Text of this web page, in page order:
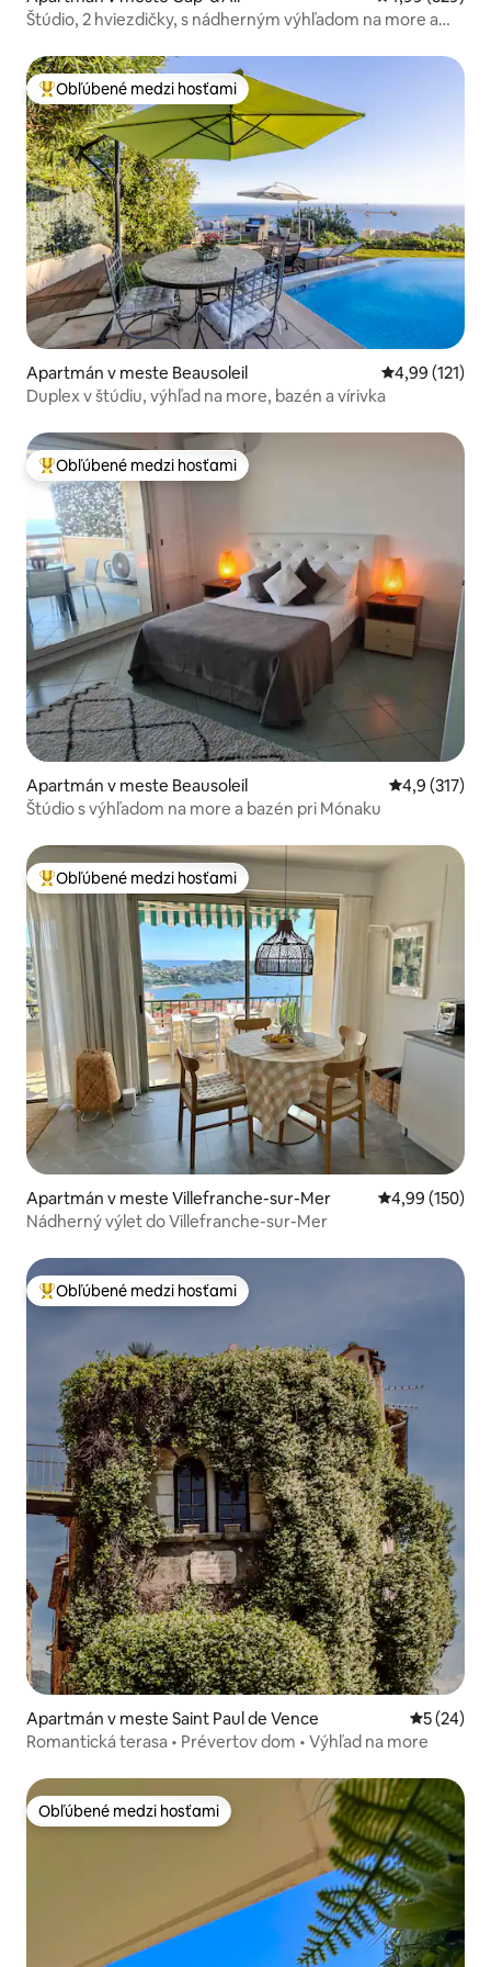
Štúdio, 2 hviezdičky, s nádherným výhľadom na more a
Najobľúbenejšie medzi hosťami
Obľúbené medzi hosťami
Apartmán v meste Beausoleil Priemerné
4,99 (121)
Duplex v štúdiu, výhľad na more, bazén a vírivka
Najobľúbenejšie medzi hosťami
Obľúbené medzi hosťami
Apartmán v meste Beausoleil Priemerné
4,9 (317)
Štúdio s výhľadom na more a bazén pri Mónaku
Najobľúbenejšie medzi hosťami
Obľúbené medzi hosťami
Apartmán v meste Villefranche-sur-Mer Priemerné
4,99 (150)
Nádherný výlet do Villefranche-sur-Mer
Najobľúbenejšie medzi hosťami
Obľúbené medzi hosťami
Apartmán v meste Saint Paul de Vence
5 (24)
Romantická terasa • Prévertov dom • Výhľad na more
Obľúbené medzi hosťami
Obľúbené medzi hosťami